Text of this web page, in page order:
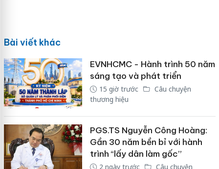
Bài viết khác
EVNHCMC - Hành trình 50 năm
sáng tạo và phát triển
15 giờ trước
Câu chuyện
thương hiệu
PGS.TS Nguyễn Công Hoàng:
Gần 30 năm bền bỉ với hành
trình “lấy dân làm gốc”
2 ngày trước
Câu chuyện